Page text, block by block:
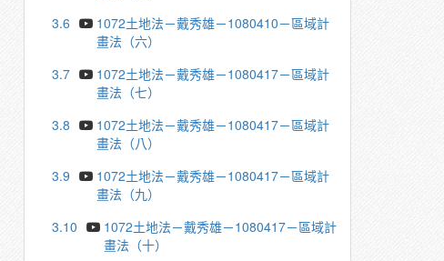
3.6
1072土地法－戴秀雄－1080410－區域計
畫法（六）
3.7
1072土地法－戴秀雄－1080417－區域計
畫法（七）
3.8
1072土地法－戴秀雄－1080417－區域計
畫法（八）
3.9
1072土地法－戴秀雄－1080417－區域計
畫法（九）
3.10
1072土地法－戴秀雄－1080417－區域計
畫法（十）